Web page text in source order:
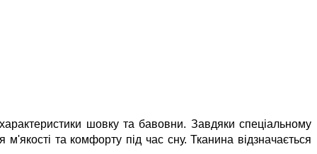
шовку та бавовни. Завдяки спеціальному
та комфорту під час сну. Тканина відзначається